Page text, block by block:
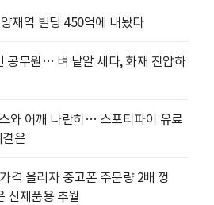
재역 빌딩 450억에 내놨다
공무원… 벼 낱알 세다, 화재 진압하
와 어깨 나란히… 스포티파이 유료
은
격 올리자 중고폰 주문량 2배 껑
신제품용 추월